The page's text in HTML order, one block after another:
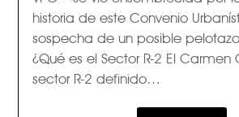
historia de este Convenio
sospecha de un posible
¿Qué es el Sector R-2 El Carmen
sector R-2 definido…